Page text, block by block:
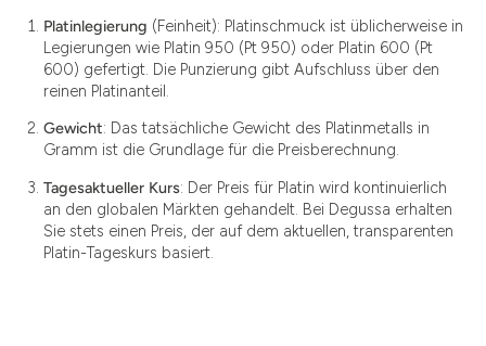
Platinlegierung (Feinheit): Platinschmuck ist üblicherweise in
Legierungen wie Platin 950 (Pt 950) oder Platin 600 (Pt
600) gefertigt. Die Punzierung gibt Aufschluss über den
reinen Platinanteil.
Gewicht: Das tatsächliche Gewicht des Platinmetalls in
Gramm ist die Grundlage für die Preisberechnung.
Tagesaktueller Kurs: Der Preis für Platin wird kontinuierlich
an den globalen Märkten gehandelt. Bei Degussa erhalten
Sie stets einen Preis, der auf dem aktuellen, transparenten
Platin-Tageskurs basiert.